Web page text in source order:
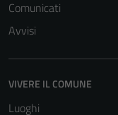
Comunicati
Avvisi
VIVERE IL COMUNE
Luoghi